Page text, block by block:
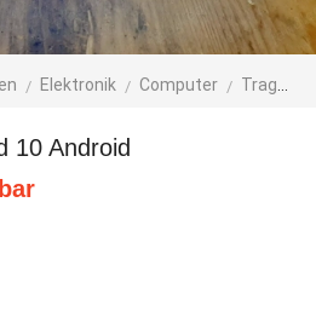
Elektronik Computer Tragbare Computer
10 Android